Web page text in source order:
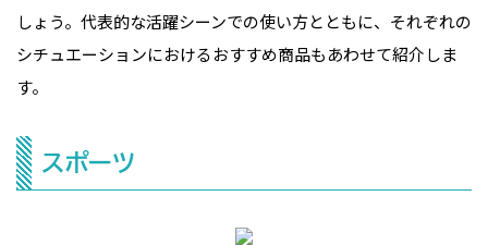
しょう。代表的な活躍シーンでの使い方とともに、それぞれの
シチュエーションにおけるおすすめ商品もあわせて紹介しま
す。
スポーツ